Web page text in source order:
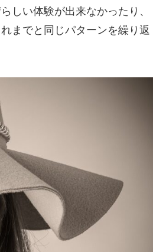
しい体験が出来なかったり、
までと同じパターンを繰り返